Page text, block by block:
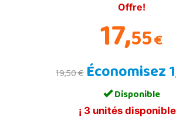
Offre!
17,55€
19,50 €Économisez
Disponible
¡ 3 unités